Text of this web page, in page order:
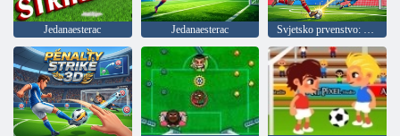
Jedanaesterac Jedanaesterac Svjetsko prvenstvo: penali 2026